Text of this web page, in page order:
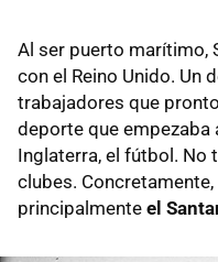
Al ser puerto marítimo,
con el Reino Unido. Un
trabajadores que
deporte que empezaba
Inglaterra, el fútbol. No
clubes.
principalmente el